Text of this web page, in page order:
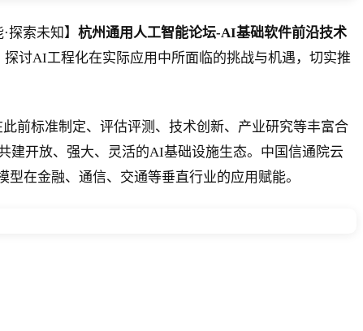
索未知】 杭州通用人工智能论坛-AI基础软件前沿技术
讨AI工程化在实际应用中所面临的挑战与机遇，切实推
前标准制定、评估评测、技术创新、产业研究等丰富合
建开放、强大、灵活的AI基础设施生态。中国信通院云
在金融、通信、交通等垂直行业的应用赋能。